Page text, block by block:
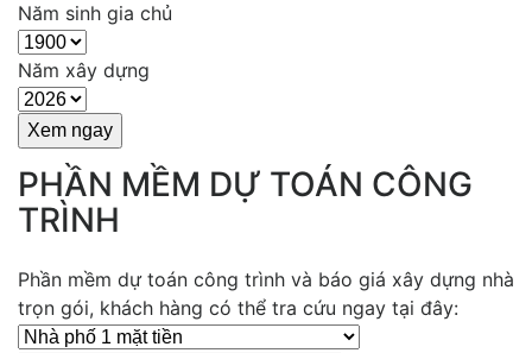
Năm sinh gia chủ
Năm xây dựng
PHẦN MỀM DỰ TOÁN CÔNG
TRÌNH
Phần mềm dự toán công trình và báo giá xây dựng nhà
trọn gói, khách hàng có thể tra cứu ngay tại đây: